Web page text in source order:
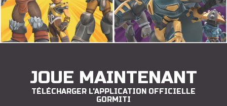
JOUE MAINTENANT
TÉLÉCHARGER L'APPLICATION OFFICIELLE
GORMITI